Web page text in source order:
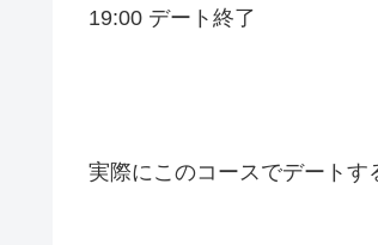
19:00 デート終了
実際にこのコースでデートす